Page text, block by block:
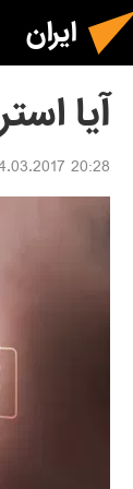
ایران
آیا
20:28 04.03.2017